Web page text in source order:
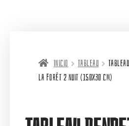
Inicio Tableau
la forêt 2 nuit (150X30 cm)